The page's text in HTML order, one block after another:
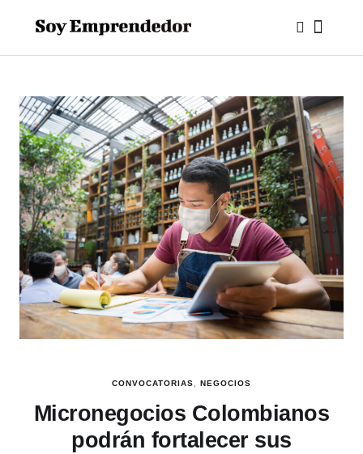
CONVOCATORIAS NEGOCIOS
Micronegocios Colombianos
podrán fortalecer sus